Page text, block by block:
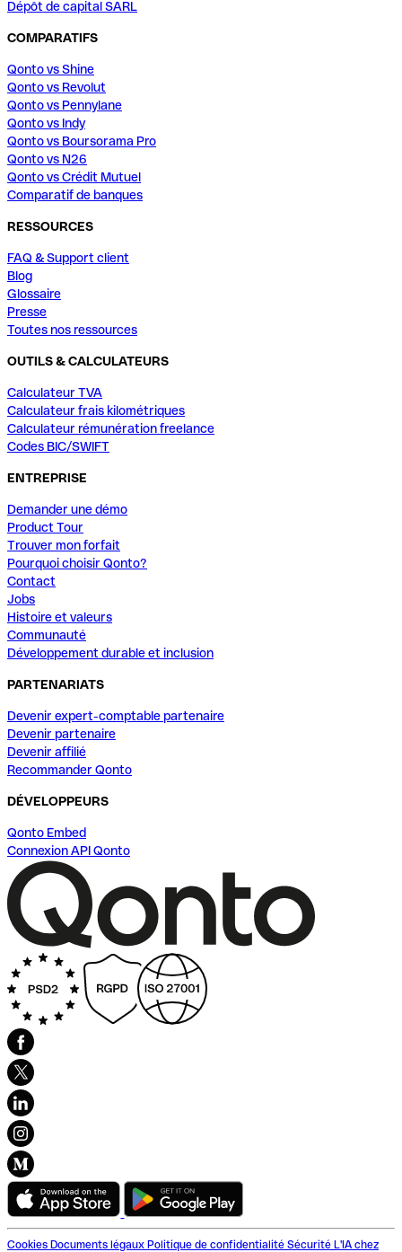
Dépôt de capital SARL
COMPARATIFS
Qonto vs Shine
Qonto vs Revolut
Qonto vs Pennylane
Qonto vs Indy
Qonto vs Boursorama Pro
Qonto vs N26
Qonto vs Crédit Mutuel
Comparatif de banques
RESSOURCES
FAQ & Support client
Blog
Glossaire
Presse
Toutes nos ressources
OUTILS & CALCULATEURS
Calculateur TVA
Calculateur frais kilométriques
Calculateur rémunération freelance
Codes BIC/SWIFT
ENTREPRISE
Demander une démo
Product Tour
Trouver mon forfait
Pourquoi choisir Qonto?
Contact
Jobs
Histoire et valeurs
Communauté
Développement durable et inclusion
PARTENARIATS
Devenir expert-comptable partenaire
Devenir partenaire
Devenir affilié
Recommander Qonto
DÉVELOPPEURS
Qonto Embed
Connexion API Qonto
Cookies Documents légaux Politique de confidentialité Sécurité L'IA chez